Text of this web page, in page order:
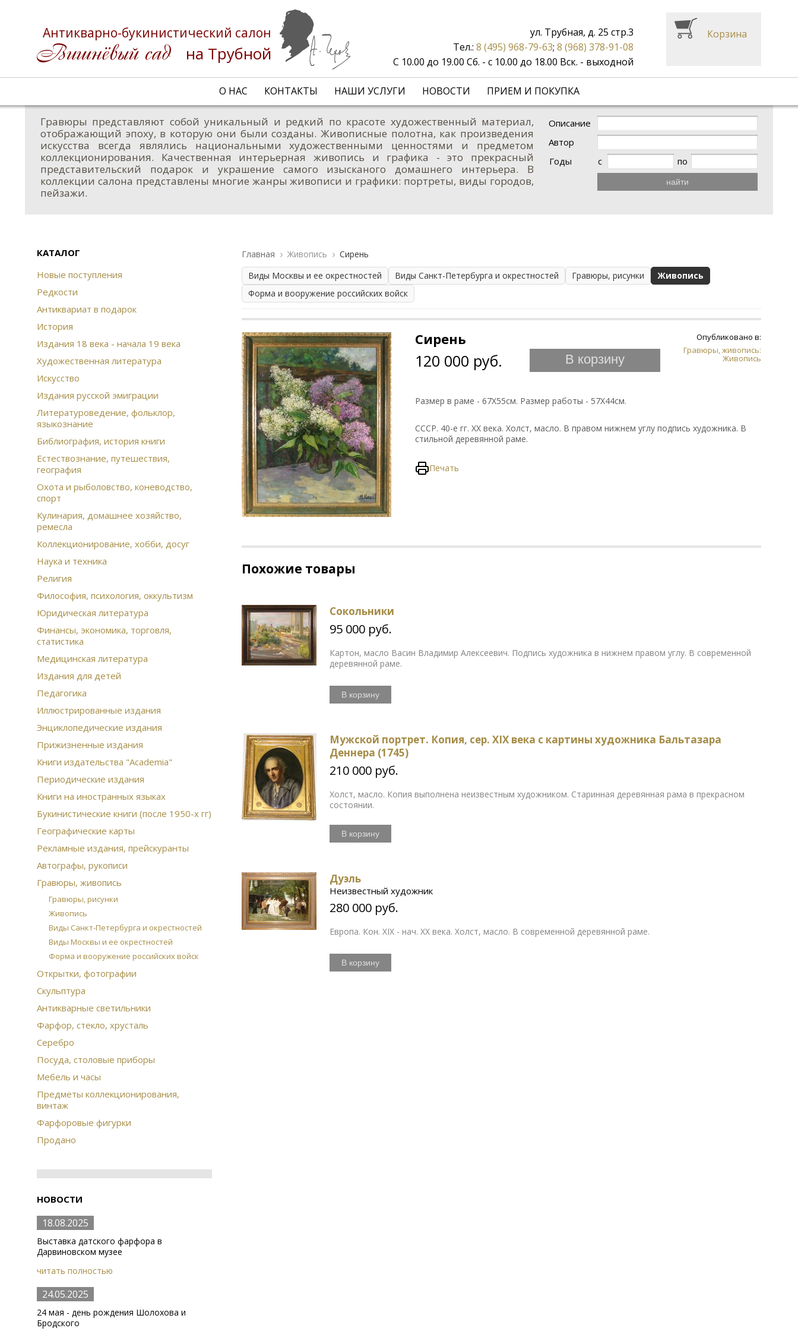
Антикварно-букинистический салон
на Трубной
О НАС КОНТАКТЫ НАШИ УСЛУГИ НОВОСТИ ПРИЕМ И ПОКУПКА
ул. Трубная, д. 25 стр.3
Тел.: 8 (495) 968-79-63; 8 (968) 378-91-08
С 10.00 до 19.00 Сб. - с 10.00 до 18.00 Вск. - выходной
Корзина
Описание
Автор
Годы
с по
найти
Гравюры представляют собой уникальный и редкий по красоте художественный материал,
отображающий эпоху, в которую они были созданы. Живописные полотна, как произведения
искусства всегда являлись национальными художественными ценностями и предметом
коллекционирования. Качественная интерьерная живопись и графика - это прекрасный
представительский подарок и украшение самого изысканого домашнего интерьера. В
коллекции салона представлены многие жанры живописи и графики: портреты, виды городов,
пейзажи.
КАТАЛОГ
Новые поступления
Редкости
Антиквариат в подарок
История
Издания 18 века - начала 19 века
Художественная литература
Искусство
Издания русской эмиграции
Литературоведение, фольклор,
языкознание
Библиография, история книги
Естествознание, путешествия,
география
Охота и рыболовство, коневодство,
спорт
Кулинария, домашнее хозяйство,
ремесла
Коллекционирование, хобби, досуг
Наука и техника
Религия
Философия, психология, оккультизм
Юридическая литература
Финансы, экономика, торговля,
статистика
Медицинская литература
Издания для детей
Педагогика
Иллюстрированные издания
Энциклопедические издания
Прижизненные издания
Книги издательства "Academia"
Периодические издания
Книги на иностранных языках
Букинистические книги (после 1950-х гг)
Географические карты
Рекламные издания, прейскуранты
Автографы, рукописи
Гравюры, живопись
Гравюры, рисунки
Живопись
Виды Санкт-Петербурга и окрестностей
Виды Москвы и ее окрестностей
Форма и вооружение российских войск
Открытки, фотографии
Скульптура
Антикварные светильники
Фарфор, стекло, хрусталь
Серебро
Посуда, столовые приборы
Мебель и часы
Предметы коллекционирования,
винтаж
Фарфоровые фигурки
Продано
НОВОСТИ
18.08.2025
Выставка датского фарфора в
Дарвиновском музее
читать полностью
24.05.2025
24 мая - день рождения Шолохова и
Бродского
Главная Живопись
Сирень
Виды Москвы и ее окрестностей
Виды Санкт-Петербурга и окрестностей Гравюры, рисунки
Живопись
Форма и вооружение российских войск
Опубликовано в:
Гравюры, живопись:
Живопись
Сирень
120 000 руб. В корзину
Размер в раме - 67Х55см. Размер работы - 57Х44см.
СССР. 40-е гг. ХХ века. Холст, масло. В правом нижнем углу подпись художника. В
стильной деревянной раме.
Печать
Похожие товары
Сокольники
95 000 руб.
Картон, масло Васин Владимир Алексеевич. Подпись художника в нижнем правом углу. В современной
деревянной раме.
В корзину
Мужской портрет. Копия, сер. XIX века с картины художника Бальтазара
Деннера (1745)
210 000 руб.
Холст, масло. Копия выполнена неизвестным художником. Старинная деревянная рама в прекрасном
состоянии.
В корзину
Дуэль
Неизвестный художник
280 000 руб.
Европа. Кон. XIX - нач. XX века. Холст, масло. В современной деревянной раме.
В корзину